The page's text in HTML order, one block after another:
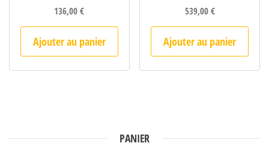
136,00€
Ajouter au panier
539,00€
Ajouter au panier
PANIER